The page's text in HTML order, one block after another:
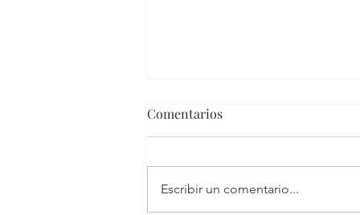
Comentarios
Escribir un comentario...